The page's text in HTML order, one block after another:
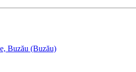
Buzău (Buzău)